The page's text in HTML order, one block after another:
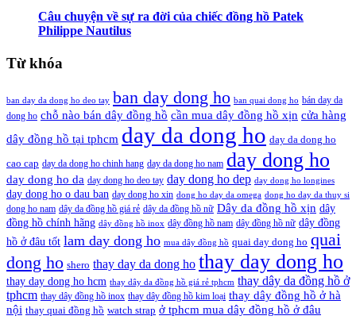
Câu chuyện về sự ra đời của chiếc đồng hồ Patek
Philippe Nautilus
Từ khóa
ban day da dong ho deo tay ban day dong ho ban quai dong ho bán day da
dong ho chỗ nào bán dây đồng hồ cần mua dây đồng hồ xịn cửa hàng
dây đồng hồ tại tphcm day da dong ho day da dong ho
cao cap day da dong ho chinh hang day da dong ho nam day dong ho
day dong ho da day dong ho deo tay day dong ho dep day dong ho longines
day dong ho o dau ban day dong ho xin dong ho day da omega dong ho day da thuy si
dong ho nam dây da đồng hồ giá rẻ dây da đồng hồ nữ Dây da đồng hồ xịn dây
đồng hồ chính hãng dây đồng hồ inox dây đồng hồ nam dây đồng hồ nữ dây đồng
hồ ở đâu tốt lam day dong ho mua dây đồng hồ quai day dong ho quai
dong ho shero thay day da dong ho thay day dong ho
thay day dong ho hcm thay dây da đồng hồ giá rẻ tphcm thay dây da đồng hồ ở
tphcm thay dây đồng hồ inox thay dây đồng hồ kim loại thay dây đồng hồ ở hà
nội thay quai đồng hồ watch strap ở tphcm mua dây đồng hồ ở đâu